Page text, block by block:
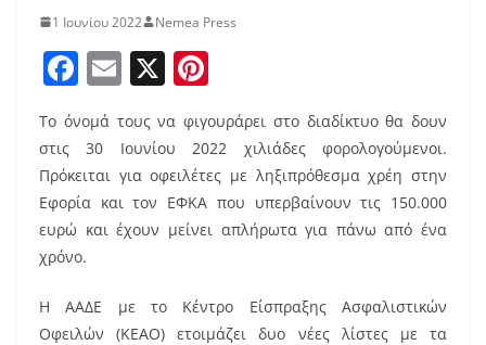
1 Ιουνίου 2022 Nemea Press
F
c
e
b
o
o
k
E
ai
l
X
nt
er
e
st
Το όνομά τους να φιγουράρει στο διαδίκτυο θα δουν
στις 30 Ιουνίου 2022 χιλιάδες φορολογούμενοι.
Πρόκειται για οφειλέτες με ληξιπρόθεσμα χρέη στην
Εφορία και τον ΕΦΚΑ που υπερβαίνουν τις 150.000
ευρώ και έχουν μείνει απλήρωτα για πάνω από ένα
χρόνο.
Η ΑΑΔΕ με το Κέντρο Είσπραξης Ασφαλιστικών
Οφειλών (ΚΕΑΟ) ετοιμάζει δυο νέες λίστες με τα